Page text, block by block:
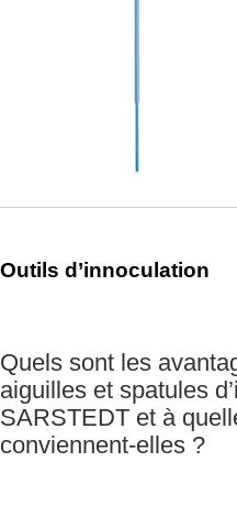
Outils d’innoculation
Quels sont les
aiguilles et spatules
SARSTEDT et à
conviennent-elles ?